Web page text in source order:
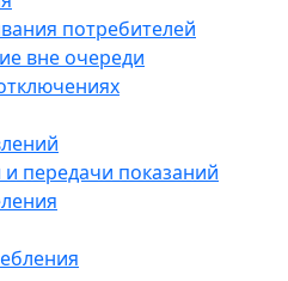
потребителей
вне очереди
передачи показаний